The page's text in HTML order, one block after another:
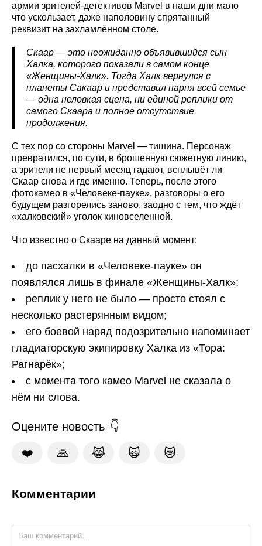
армии зрителей-детективов Marvel в наши дни мало
что ускользает, даже наполовину спрятанный
реквизит на захламлённом столе.
Скаар — это неожиданно объявившийся сын
Халка, которого показали в самом конце
«Женщины-Халк». Тогда Халк вернулся с
планеты Сакаар и представил парня всей семье
— одна неловкая сцена, ни единой реплики от
самого Скаара и полное отсутствие
продолжения.
С тех пор со стороны Marvel — тишина. Персонаж
превратился, по сути, в брошенную сюжетную линию,
а зрители не первый месяц гадают, всплывёт ли
Скаар снова и где именно. Теперь, после этого
фотокамео в «Человеке-пауке», разговоры о его
будущем разгорелись заново, заодно с тем, что ждёт
«халковский» уголок киновселенной.
Что известно о Скааре на данный момент:
до пасхалки в «Человеке-пауке» он
появлялся лишь в финале «Женщины-Халк»;
реплик у него не было — просто стоял с
несколько растерянным видом;
его боевой наряд подозрительно напоминает
гладиаторскую экипировку Халка из «Тора:
Рагнарёк»;
с момента того камео Marvel не сказала о
нём ни слова.
Оцените новость
❤️ 🙏 😹 🙀 😿
Комментарии